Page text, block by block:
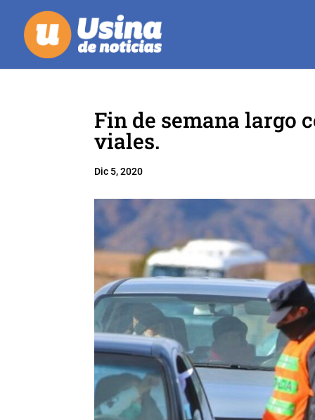
Fin de semana largo
viales.
Dic 5, 2020